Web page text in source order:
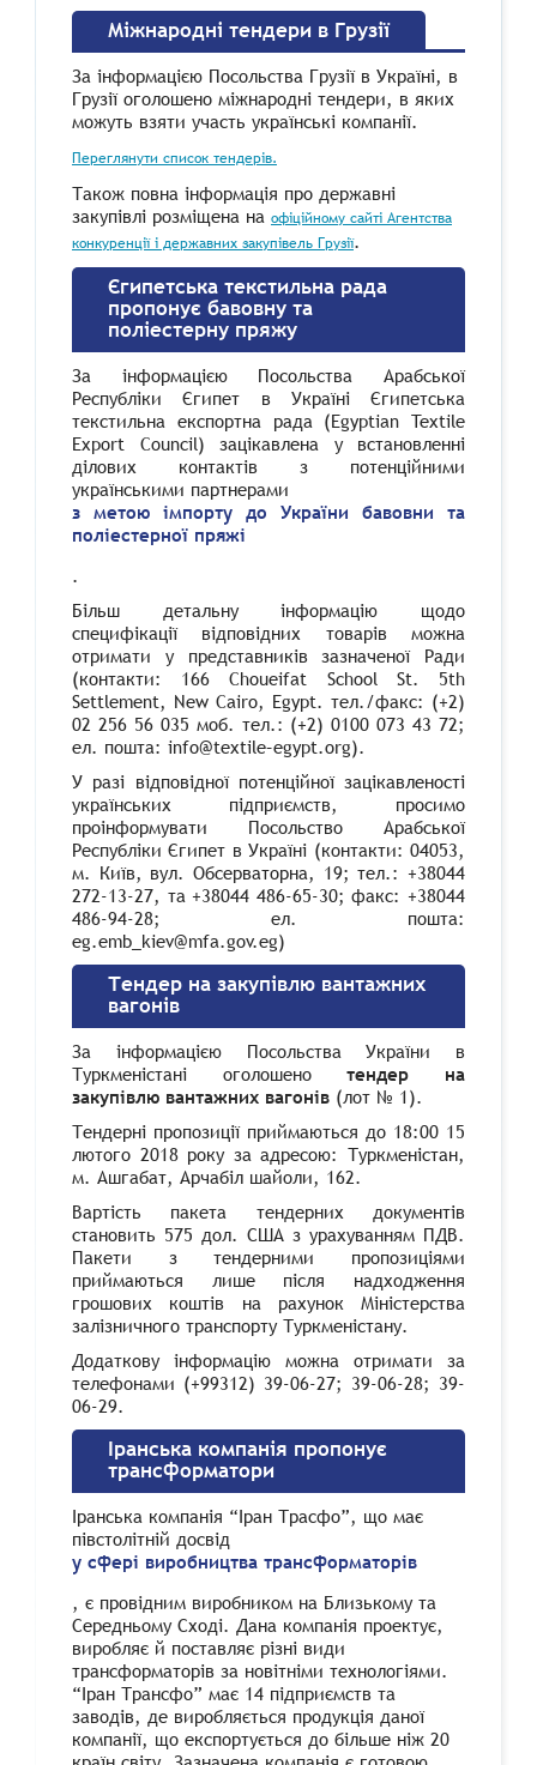
Міжнародні тендери в Грузії
За інформацією Посольства Грузії в Україні, в
Грузії оголошено міжнародні тендери, в яких
можуть взяти участь українські компанії.
Переглянути список тендерів.
Також повна інформація про державні
закупівлі розміщена на офіційному сайті Агентства
конкуренції і державних закупівель Грузії.
Єгипетська текстильна рада
пропонує бавовну та
поліестерну пряжу
За інформацією Посольства Арабської
Республіки Єгипет в Україні Єгипетська
текстильна експортна рада (Egyptian Textile
Export
Council) зацікавлена у встановленні
ділових контактів з потенційними
українськими партнерами
з метою імпорту до України бавовни та
поліестерної пряжі
.
Більш детальну інформацію щодо
специфікації відповідних товарів можна
отримати у представників зазначеної Ради
(контакти: 166Choueifat School St. 5th
Settlement, New Cairo, Egypt. тел./факс: (+2)
02 256 56 035 моб. тел.: (+2) 0100 073 43 72;
ел. пошта: info@textile–egypt.org).
У разі відповідної потенційної зацікавленості
українських підприємств, просимо
проінформувати Посольство Арабської
Республіки Єгипет в Україні (контакти: 04053,
м. Київ, вул. Обсерваторна, 19; тел.: +38044
272-13-27, та +38044 486-65-30; факс: +38044
486-94-28; ел. пошта:
eg.emb_kiev@mfa.gov.eg)
Тендер на закупівлю вантажних
вагонів
За інформацією Посольства України в
Туркменістані оголошенотендер на
закупівлю вантажних вагонів (лот № 1).
Тендерні пропозиції приймаються до 18:00 15
лютого 2018 року за адресою: Туркменістан,
м. Ашгабат, Арчабіл шайоли, 162.
Вартість пакета тендерних документів
становить 575 дол. США з урахуванням ПДВ.
Пакети з тендерними пропозиціями
приймаються лише після надходження
грошових коштів на рахунок Міністерства
залізничного транспорту Туркменістану.
Додаткову інформацію можна отримати за
телефонами (+99312) 39-06-27; 39-06-28; 39-
06-29.
Іранська компанія пропонує
трансформатори
Іранська компанія “Іран Трасфо”, що має
півстолітній досвід
у сфері виробництва трансформаторів
, є провідним виробником на Близькому та
Середньому Сході. Дана компанія проектує,
виробляє й поставляє різні види
трансформаторів за новітніми технологіями.
“Іран Трансфо” має 14 підприємств та
заводів, де виробляється продукція даної
компанії, що експортується до більше ніж 20